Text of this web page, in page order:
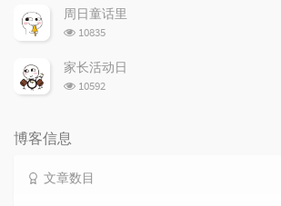
次
数:
周日童话里
浏
次
数:
10835
家长活动日
浏
10592
博客信息
文章数目